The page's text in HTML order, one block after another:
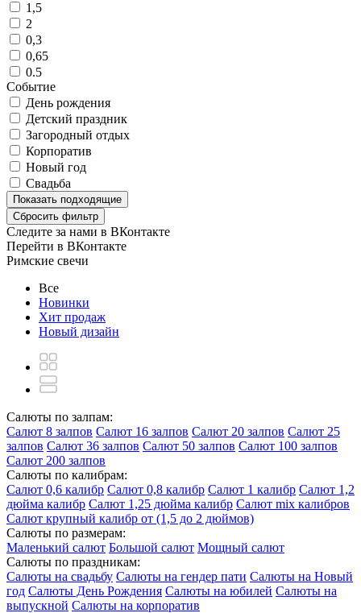
1,5
2
0,3
0,65
0.5
Событие
День рождения
Детский праздник
Загородный отдых
Корпоратив
Новый год
Свадьба
Показать подходящие
Сбросить фильтр
Следите за нами в ВКонтакте
Перейти в ВКонтакте
Римские свечи
Все
Новинки
Хит продаж
Новый дизайн
Салюты по залпам:
Салют 8 залпов Салют 16 залпов Салют 20 залпов Салют 25
залпов Салют 36 залпов Салют 50 залпов Салют 100 залпов
Салют 200 залпов
Салюты по калибрам:
Салют 0,6 калибр Салют 0,8 калибр Салют 1 калибр Салют 1,2
дюйма калибр Салют 1,25 дюйма калибр Салют mix калибров
Салют крупный калибр от (1,5 до 2 дюймов)
Салюты по размерам:
Маленький салют Большой салют Мощный салют
Салюты по праздникам:
Салюты на свадьбу Салюты на гендер пати Салюты на Новый
год Салюты День Рождения Салюты на юбилей Салюты на
выпускной Салюты на корпоратив